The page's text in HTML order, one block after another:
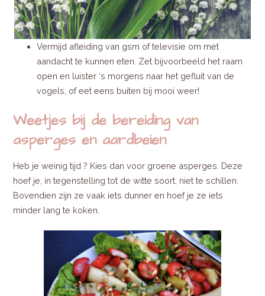
Vermijd afleiding van gsm of televisie om met
aandacht te kunnen eten. Zet bijvoorbeeld het raam
open en luister ‘s morgens naar het gefluit van de
vogels, of eet eens buiten bij mooi weer!
Weetjes bij de bereiding van
asperges en aardbeien
Heb je weinig tijd ? Kies dan voor groene asperges. Deze
hoef je, in tegenstelling tot de witte soort, niet te schillen.
Bovendien zijn ze vaak iets dunner en hoef je ze iets
minder lang te koken.